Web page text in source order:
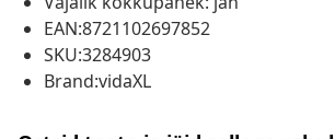
EAN:8721102697852
SKU:3284903
Brand:vidaXL